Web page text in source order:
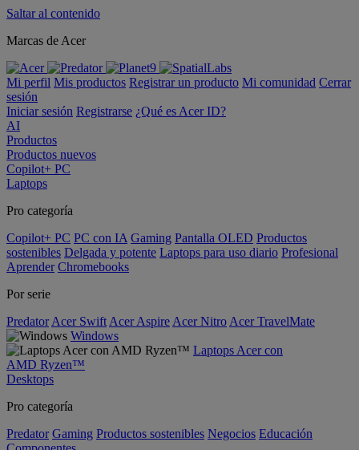
Saltar al contenido
Marcas de Acer
Mi perfil Mis productos Registrar un producto Mi comunidad Cerrar
sesión
Iniciar sesión Registrarse ¿Qué es Acer ID?
AI
Productos
Productos nuevos
Copilot+ PC
Laptops
Pro categoría
Copilot+ PC PC con IA Gaming Pantalla OLED Productos
sostenibles Delgada y potente Laptops para uso diario Profesional
Aprender Chromebooks
Por serie
Predator Acer Swift Acer Aspire Acer Nitro Acer TravelMate
Windows
Laptops Acer con
AMD Ryzen™
Desktops
Pro categoría
Predator Gaming Productos sostenibles Negocios Educación